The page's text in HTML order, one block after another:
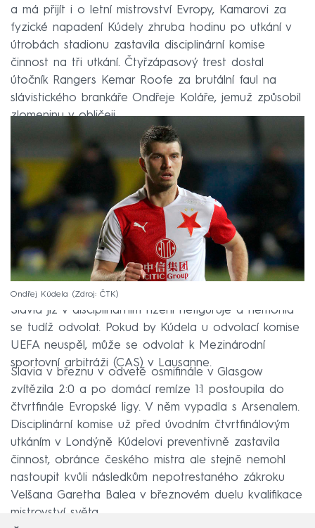
a má přijít i o letní mistrovství Evropy, Kamarovi za
fyzické napadení Kúdely zhruba hodinu po utkání v
útrobách stadionu zastavila disciplinární komise
činnost na tři utkání. Čtyřzápasový trest dostal
útočník Rangers Kemar Roofe za brutální faul na
slávistického brankáře Ondřeje Koláře, jemuž způsobil
zlomeninu v obličeji.
Ondřej Kúdela Zdroj: ČTK
Slavia již v disciplinárním řízení nefiguruje a nemohla
se tudíž odvolat. Pokud by Kúdela u odvolací komise
UEFA neuspěl, může se odvolat k Mezinárodní
sportovní arbitráži (CAS) v Lausanne.
Slavia v březnu v odvetě osmifinále v Glasgow
zvítězila 2:0 a po domácí remíze 1:1 postoupila do
čtvrtfinále Evropské ligy. V něm vypadla s Arsenalem.
Disciplinární komise už před úvodním čtvrtfinálovým
utkáním v Londýně Kúdelovi preventivně zastavila
činnost, obránce českého mistra ale stejně nemohl
nastoupit kvůli následkům nepotrestaného zákroku
Velšana Garetha Balea v březnovém duelu kvalifikace
mistrovství světa.